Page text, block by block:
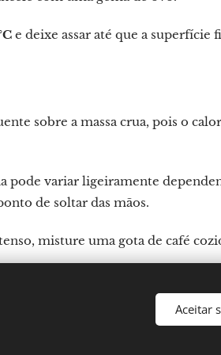
e deixe assar até que a superfície
sobre a massa crua, pois o
pode variar ligeiramente
de soltar das mãos.
misture uma gota de café
Aceitar